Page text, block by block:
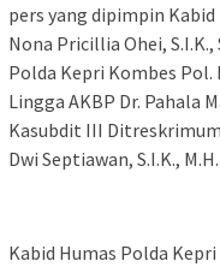
pers yang dipimpin
Nona Pricillia Ohei,
Polda Kepri Kombes Pol.
Lingga AKBP Dr. Pahala
Kasubdit III
Dwi Septiawan, S.I.K., M.H.
Kabid Humas Polda